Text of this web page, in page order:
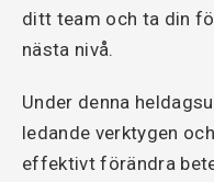
ditt team och ta din
nästa nivå.
Under denna
ledande verktygen
effektivt förändra